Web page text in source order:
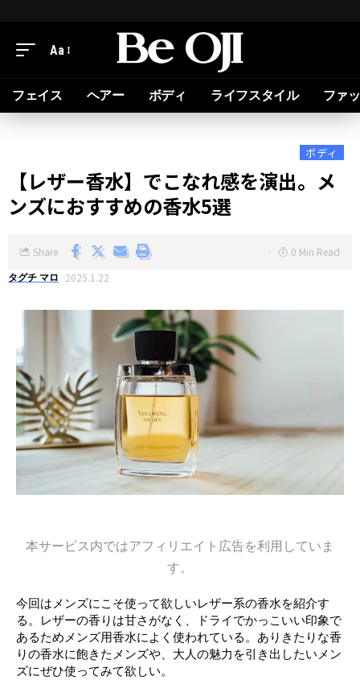
Aa
フェイス ヘアー ボディ ライフスタイル ファ
ボディ
【レザー香水】でこなれ感を演出。メ
ンズにおすすめの香水5選
タグチ マロ 2025.1.22
Share 0 Min Read
本サービス内ではアフィリエイト広告を利用していま
す。
今回はメンズにこそ使って欲しいレザー系の香水を紹介す
る。レザーの香りは甘さがなく、ドライでかっこいい印象で
あるためメンズ用香水によく使われている。ありきたりな香
りの香水に飽きたメンズや、大人の魅力を引き出したいメン
ズにぜひ使ってみて欲しい。